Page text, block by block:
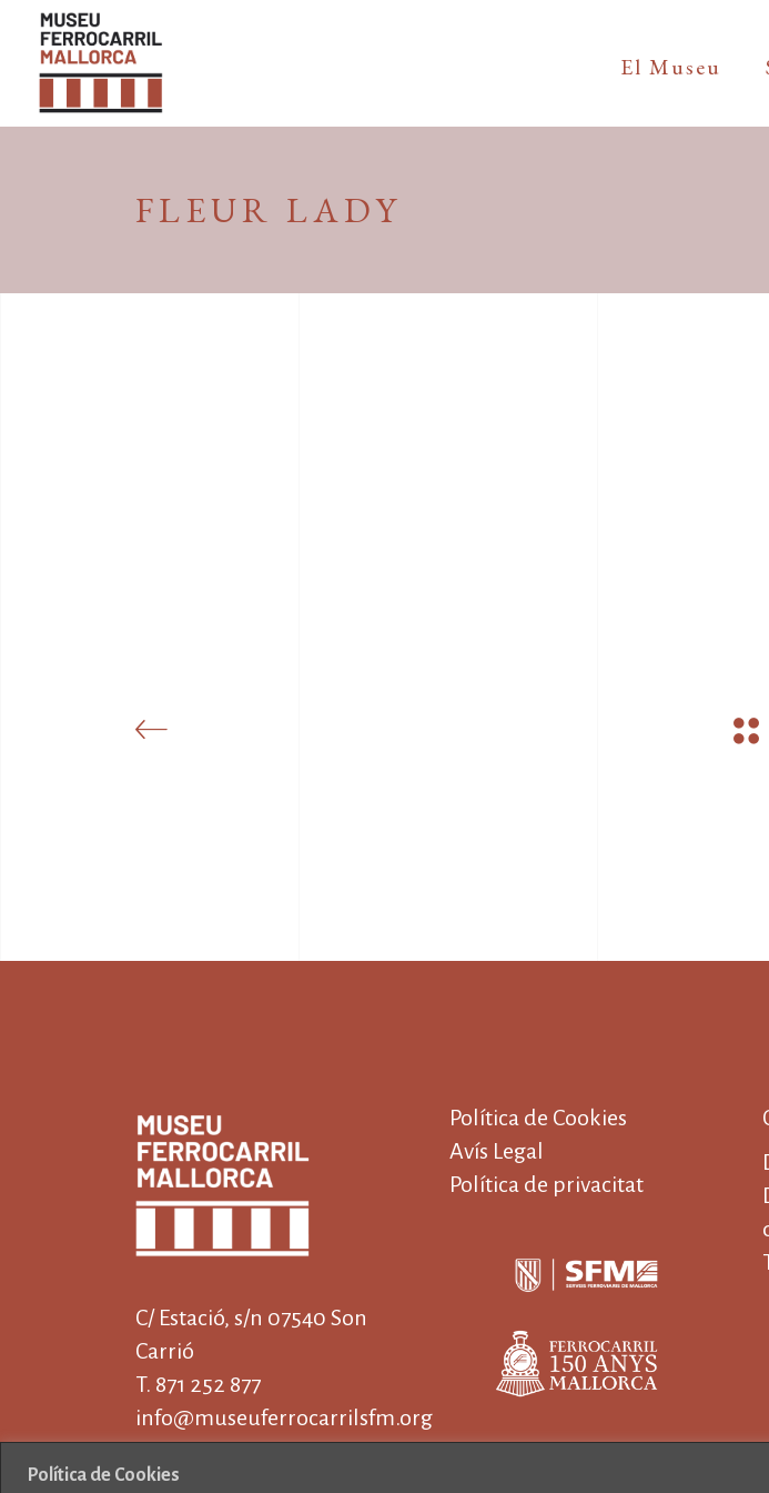
Política de Cookies
El Museu
FLEUR LADY
C/ Estació, s/n 07540 Son
Carrió
T. 871 252 877
info@museuferrocarrilsfm.org
Política de Cookies
Avís Legal
Política de privacitat